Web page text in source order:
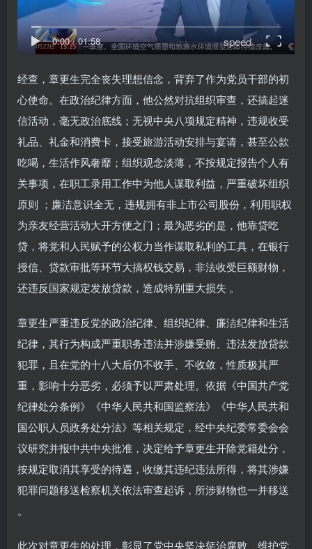
0:00/01:58 speed
经查，章更生完全丧失理想信念，背弃了作为党员干部的初
心使命。在政治纪律方面，他公然对抗组织审查，还搞起迷
信活动，毫无政治底线；无视中央八项规定精神，违规收受
礼品、礼金和消费卡，接受旅游活动安排与宴请，甚至公款
吃喝，生活作风奢靡；组织观念淡薄，不按规定报告个人有
关事项，在职工录用工作中为他人谋取利益，严重破坏组织
原则 ；廉洁意识全无，违规拥有非上市公司股份，利用职权
为亲友经营活动大开方便之门；最为恶劣的是，他靠贷吃
贷，将党和人民赋予的公权力当作谋取私利的工具，在银行
授信、贷款审批等环节大搞权钱交易，非法收受巨额财物，
还违反国家规定发放贷款，造成特别重大损失 。
章更生严重违反党的政治纪律、组织纪律、廉洁纪律和生活
纪律，其行为构成严重职务违法并涉嫌受贿、违法发放贷款
犯罪，且在党的十八大后仍不收手、不收敛，性质极其严
重，影响十分恶劣，必须予以严肃处理。依据《中国共产党
纪律处分条例》《中华人民共和国监察法》《中华人民共和
国公职人员政务处分法》等相关规定，经中央纪委常委会会
议研究并报中共中央批准，决定给予章更生开除党籍处分，
按规定取消其享受的待遇，收缴其违纪违法所得，将其涉嫌
犯罪问题移送检察机关依法审查起诉，所涉财物也一并移送
。
此次对章更生的处理，彰显了党中央坚决惩治腐败、维护党